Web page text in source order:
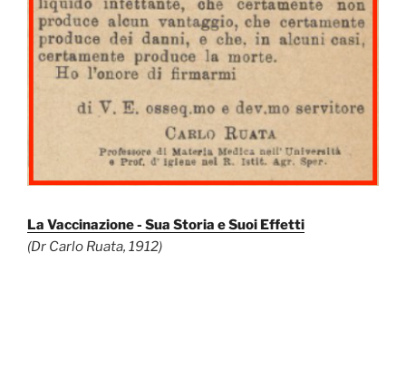
La Vaccinazione - Sua Storia e Suoi Effetti
(Dr Carlo Ruata, 1912)